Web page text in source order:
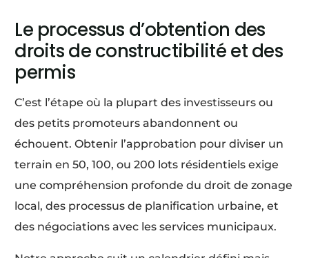
Le processus d’obtention des
droits de constructibilité et des
permis
C’est l’étape où la plupart des investisseurs ou
des petits promoteurs abandonnent ou
échouent. Obtenir l’approbation pour diviser un
terrain en 50, 100, ou 200 lots résidentiels exige
une compréhension profonde du droit de zonage
local, des processus de planification urbaine, et
des négociations avec les services municipaux.